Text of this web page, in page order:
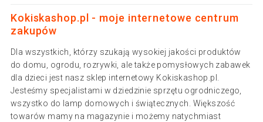
Kokiskashop.pl - moje internetowe centrum
zakupów
Dla wszystkich, którzy szukają wysokiej jakości produktów
do domu, ogrodu, rozrywki, ale także pomysłowych zabawek
dla dzieci jest nasz sklep internetowy Kokiskashop.pl.
Jesteśmy specjalistami w dziedzinie sprzętu ogrodniczego,
wszystko do lamp domowych i świątecznych. Większość
towarów mamy na magazynie i możemy natychmiast